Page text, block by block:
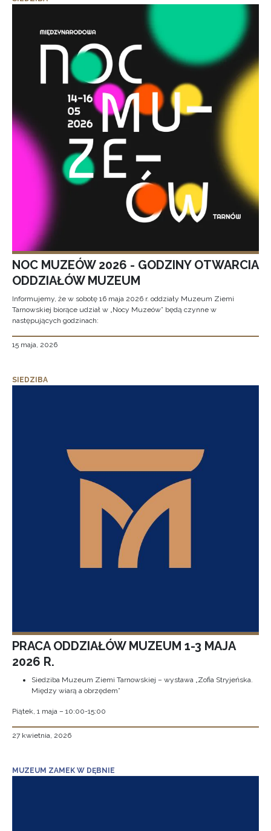
NOC MUZEÓW 2026 - GODZINY OTWARCIA
ODDZIAŁÓW MUZEUM
Informujemy, że w sobotę 16 maja 2026 r. oddziały Muzeum Ziemi
Tarnowskiej biorące udział w „Nocy Muzeów” będą czynne w
następujących godzinach:
15 maja, 2026
SIEDZIBA
PRACA ODDZIAŁÓW MUZEUM 1-3 MAJA
2026 R.
Siedziba Muzeum Ziemi Tarnowskiej – wystawa „Zofia Stryjeńska.
Między wiarą a obrzędem”
Piątek, 1 maja – 10:00-15:00
27 kwietnia, 2026
MUZEUM ZAMEK W DĘBNIE